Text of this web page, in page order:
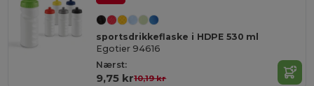
sportsdrikkeflaske i HDPE 530 ml
Egotier 94616
Nærst:
9,75 kr10,19 kr